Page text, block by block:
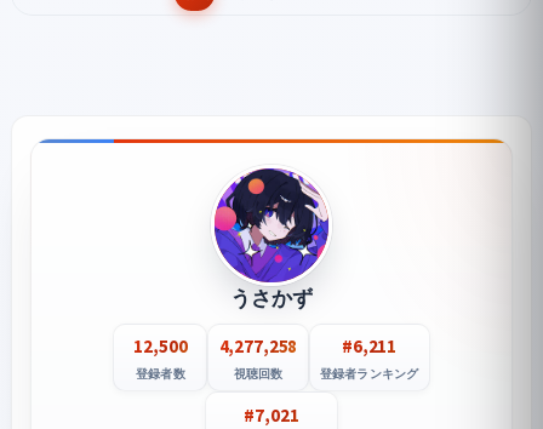
うさかず
12,500
登録者数
4,277,258
視聴回数
#6,211
登録者ランキング
#7,021